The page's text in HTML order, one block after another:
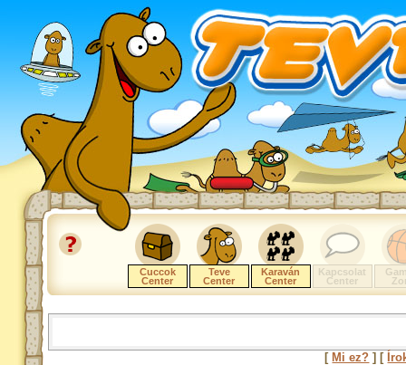
Cuccok
Center
Teve
Center
Karaván
Center
Kapcsolat
Center
[ Mi ez? ] [